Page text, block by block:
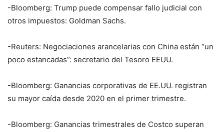
-Bloomberg: Trump puede compensar fallo judicial con
otros impuestos: Goldman Sachs.
-Reuters: Negociaciones arancelarias con China están “un
poco estancadas”: secretario del Tesoro EEUU.
-Bloomberg: Ganancias corporativas de EE.UU. registran
su mayor caída desde 2020 en el primer trimestre.
-Bloomberg: Ganancias trimestrales de Costco superan